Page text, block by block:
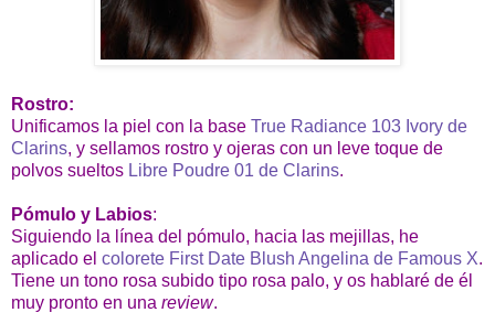
Rostro:
Unificamos la piel con la base True Radiance 103 Ivory de
Clarins, y sellamos rostro y ojeras con un leve toque de
polvos sueltos Libre Poudre 01 de Clarins.
Pómulo y Labios:
Siguiendo la línea del pómulo, hacia las mejillas, he
aplicado el colorete First Date Blush Angelina de Famous X.
Tiene un tono rosa subido tipo rosa palo, y os hablaré de él
muy pronto en una review.